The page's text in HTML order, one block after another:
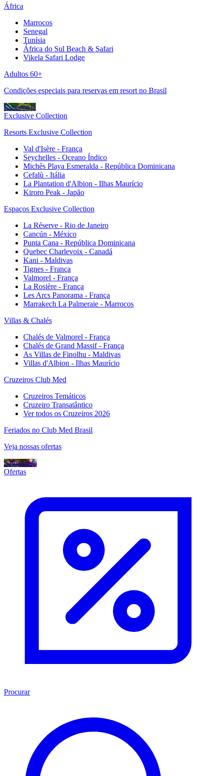
África
Marrocos
Senegal
Tunísia
África do Sul Beach & Safari
Vikela Safari Lodge
Adultos 60+
Condições especiais para reservas em resort no Brasil
Reserve já
Exclusive Collection
Resorts Exclusive Collection
Val d'Isère - França
Seychelles - Oceano Índico
Michès Playa Esmeralda - República Dominicana
Cefalù - Itália
La Plantation d'Albion - Ilhas Maurício
Kiroro Peak - Japão
Espaços Exclusive Collection
La Réserve - Rio de Janeiro
Cancún - México
Punta Cana - República Dominicana
Quebec Charlevoix - Canadá
Kani - Maldivas
Tignes - França
Valmorel - França
La Rosière - França
Les Arcs Panorama - França
Marrakech La Palmeraie - Marrocos
Villas & Chalés
Chalés de Valmorel - França
Chalés de Grand Massif - França
As Villas de Finolhu - Maldivas
Villas d'Albion - Ilhas Maurício
Cruzeiros Club Med
Cruzeiros Temáticos
Cruzeiro Transatântico
Ver todos os Cruzeiros 2026
Feriados no Club Med Brasil
Veja nossas ofertas
Saiba mais
Ofertas
Procurar